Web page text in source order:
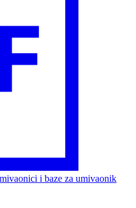
i baze za umivaonik